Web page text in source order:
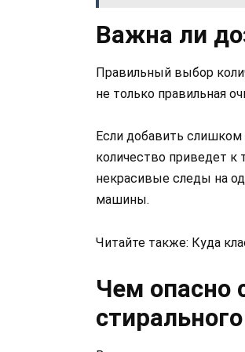
Важна ли
Правильный выбор
не только правильная
Если добавить
количество приведет к
некрасивые следы на
машины.
Читайте также: Куда
Чем опасно